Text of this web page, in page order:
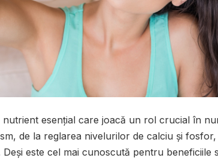
nutrient esențial care joacă un rol crucial în
de la reglarea nivelurilor de calciu și
Deși este cel mai cunoscută pentru beneficiile